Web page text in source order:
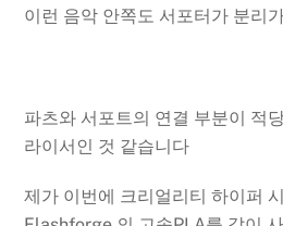
이런 음악 안쪽도 서포터가 분리
파츠와 서포트의 연결 부분이 적
라이서인 것 같습니다
제가 이번에 크리얼리티 하이퍼